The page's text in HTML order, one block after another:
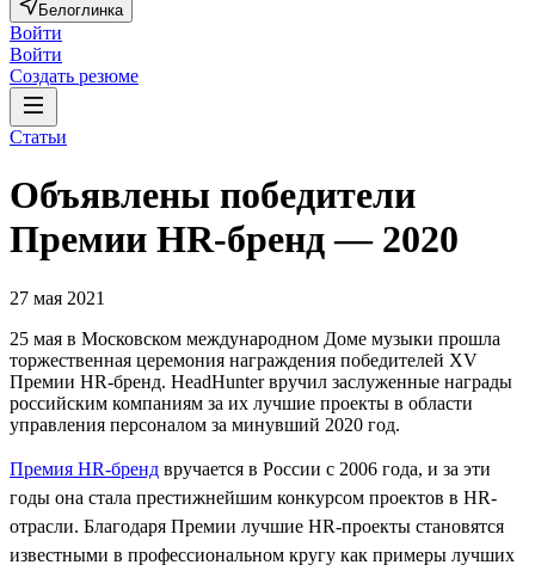
Белоглинка
Войти
Войти
Создать резюме
Статьи
Объявлены победители
Премии HR-бренд — 2020
27 мая 2021
25 мая в Московском международном Доме музыки прошла
торжественная церемония награждения победителей XV
Премии HR-бренд. HeadHunter вручил заслуженные награды
российским компаниям за их лучшие проекты в области
управления персоналом за минувший 2020 год.
Премия HR-бренд вручается в России с 2006 года, и за эти
годы она стала престижнейшим конкурсом проектов в HR-
отрасли. Благодаря Премии лучшие HR-проекты становятся
известными в профессиональном кругу как примеры лучших